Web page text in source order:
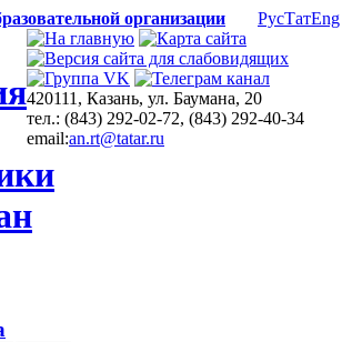
организации РусТатEng
420111, Казань, ул. Баумана, 20
тел.: (843) 292-02-72, (843) 292-40-34
email:an.rt@tatar.ru